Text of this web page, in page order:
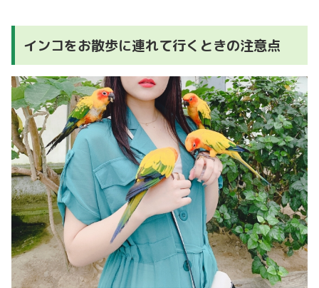
インコをお散歩に連れて行くときの注意点